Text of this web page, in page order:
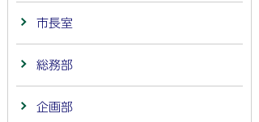
市長室
総務部
企画部